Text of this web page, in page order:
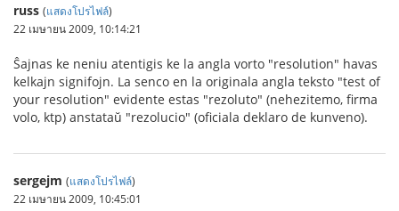
russ (แสดงโปรไฟล์)
22 เมษายน 2009, 10:14:21
Ŝajnas ke neniu atentigis ke la angla vorto "resolution" havas
kelkajn signifojn. La senco en la originala angla teksto "test of
your resolution" evidente estas "rezoluto" (nehezitemo, firma
volo, ktp) anstataŭ "rezolucio" (oficiala deklaro de kunveno).
sergejm (แสดงโปรไฟล์)
22 เมษายน 2009, 10:45:01